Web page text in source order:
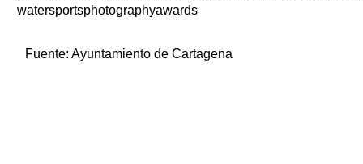
watersportsphotographyawards
Fuente: Ayuntamiento de Cartagena